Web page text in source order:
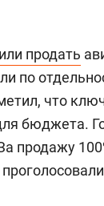
продать
по
что
бюджета.
продажу